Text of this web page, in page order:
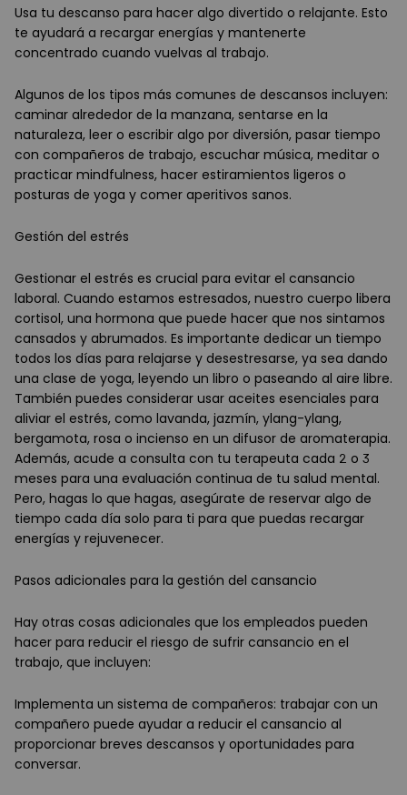
Usa tu descanso para hacer algo divertido o relajante. Esto
te ayudará a recargar energías y mantenerte
concentrado cuando vuelvas al trabajo.
Algunos de los tipos más comunes de descansos incluyen:
caminar alrededor de la manzana, sentarse en la
naturaleza, leer o escribir algo por diversión, pasar tiempo
con compañeros de trabajo, escuchar música, meditar o
practicar mindfulness, hacer estiramientos ligeros o
posturas de yoga y comer aperitivos sanos.
Gestión del estrés
Gestionar el estrés es crucial para evitar el cansancio
laboral. Cuando estamos estresados, nuestro cuerpo libera
cortisol, una hormona que puede hacer que nos sintamos
cansados y abrumados. Es importante dedicar un tiempo
todos los días para relajarse y desestresarse, ya sea dando
una clase de yoga, leyendo un libro o paseando al aire libre.
También puedes considerar usar aceites esenciales para
aliviar el estrés, como lavanda, jazmín, ylang-ylang,
bergamota, rosa o incienso en un difusor de aromaterapia.
Además, acude a consulta con tu terapeuta cada 2 o 3
meses para una evaluación continua de tu salud mental.
Pero, hagas lo que hagas, asegúrate de reservar algo de
tiempo cada día solo para ti para que puedas recargar
energías y rejuvenecer.
Pasos adicionales para la gestión del cansancio
Hay otras cosas adicionales que los empleados pueden
hacer para reducir el riesgo de sufrir cansancio en el
trabajo, que incluyen:
Implementa un sistema de compañeros: trabajar con un
compañero puede ayudar a reducir el cansancio al
proporcionar breves descansos y oportunidades para
conversar.